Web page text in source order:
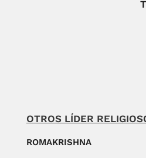
OTROS LÍDER
ROMAKRISHNA